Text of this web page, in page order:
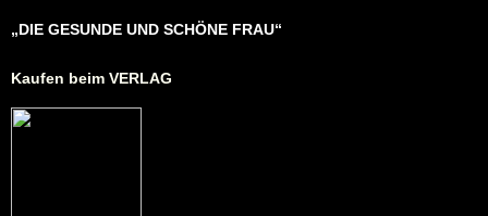
„DIE GESUNDE UND SCHÖNE FRAU“
Kaufen beim VERLAG